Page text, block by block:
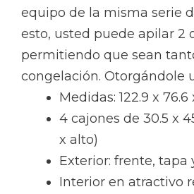
equipo de la misma serie
esto, usted puede apilar 2
permitiendo que sean
congelación. Otorgándole
Medidas: 122.9 x
4 cajones de 30.5 x
x alto)
Exterior: frente,
Interior en atractivo